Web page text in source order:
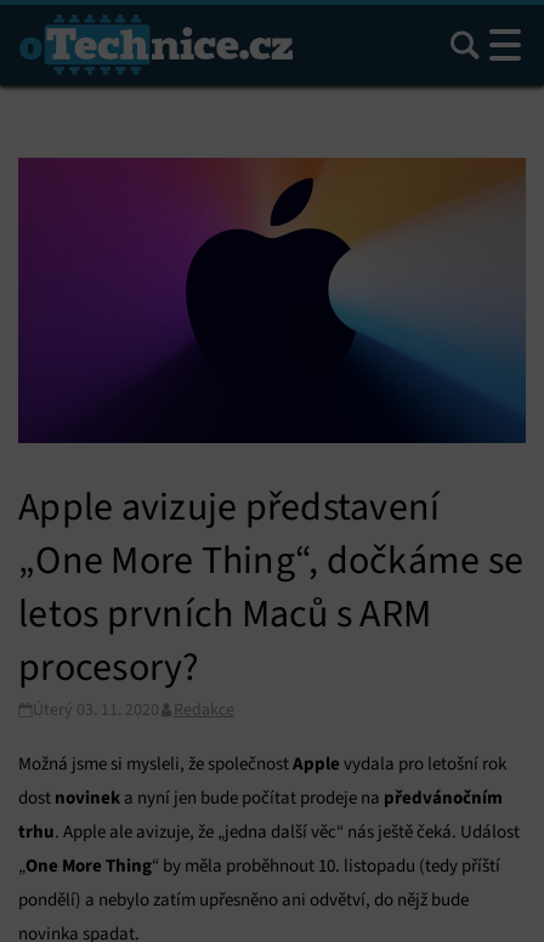
Hledat
Apple avizuje představení
„One More Thing“, dočkáme se
letos prvních Maců s ARM
procesory?
Úterý 03. 11. 2020 Redakce
Možná jsme si mysleli, že společnostApple vydala pro letošní rok
dost novinek a nyní jen bude počítat prodeje na předvánočním
trhu. Apple ale avizuje, že „jedna další věc“ nás ještě čeká. Událost
„One More Thing“ by měla proběhnout 10. listopadu (tedy příští
pondělí) a nebylo zatím upřesněno ani odvětví, do nějž bude
novinka spadat.